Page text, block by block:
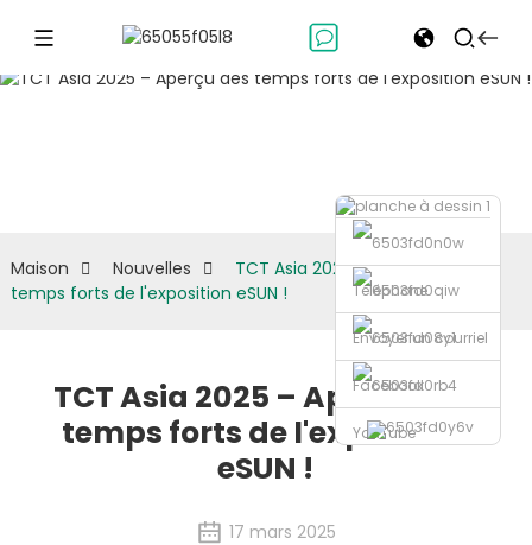
Téléphone
Envoyer un courriel
Facebook
YouTube
Maison Nouvelles
TCT Asia 2025 – Aperçu des
temps forts de l'exposition eSUN !
TCT Asia 2025 – Aperçu des
temps forts de l'exposition
eSUN !
17 mars 2025